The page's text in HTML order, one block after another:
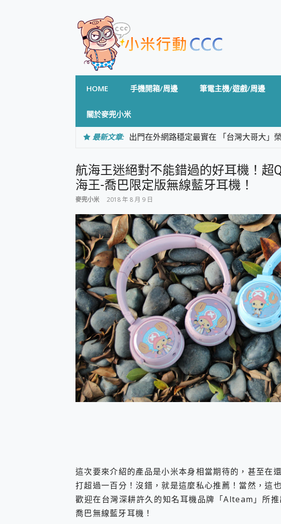
HOME 手機開箱/周邊 筆電主機/遊戲/周邊
關於麥兜小米
最新文章: 出門在外網路穩定最實在 「台灣大哥大」
專為 PC上的 XBOX和掌機設計的
台灣製攝影機在這裡，100%全無線設計
測
電力超超超持久 MSI 微星 Prestige 14 AI+
超懂拍、耐用 AI 街拍機~ realme 16 Pro
防窺黑科技 Galaxy S26 Ultra系列保護貼
AI 支付 一錶搞定大小事 Xiaomi Watch 5 開
超驚艷 讓人一眼就愛上 LENOVO 聯想
美到讓人超想擁有 moto pad 60 系列 與
好用的 EaseUS Partition Master 讓您輕鬆
一鍵修復模糊影片、舊照的 AI 好幫手!
小朋友才做選擇 投影機 RGB藍牙音響 氛
式生活新體驗
外型超吸晴~ 給您絕佳操控體驗 GravaStar
開箱~變身「蜘蛛人」椅子軍師！MSI
iPhone 17 系列 有認證的防護來囉！ imos
DJI Osmo Pocket 3 爽爽帶回家 歡慶
小巧好吸不擋鏡頭 有Qi2認證的 ONPRO
會走動的冷暖氣 SONY REON POCKET
寶可夢飛人外掛iToolab AnyGo全新升級，
百倍變焦實測~ vivo X200 Pro 與 S25
超好用的 PLAUD NotePin AI 智慧錄音膠
COMPUTEX 2025 來囉！AGI亞奇雷 AI・
自帶線的 有線無線都能充 ONPRO
飛利浦 JS7310 ⚡【電急便｜行動儲能救
是螢幕也是電視! 一機超多用途「MSI微星
iPhone、Apple Watch、AirPods耳機 三個
動靜皆宜「HUAWEI FreeArc」開放式耳
好玩好拍 vivo V50 ~ 口袋裡的 Zeiss 潮流
25種洗烘模式一機搞定! Roborock 衣莉莎
給 MSI Claw 系列電競掌機 最完美的家
航海王迷絕對不能錯過的好耳機！超
海王-喬巴限定版無線藍牙耳機！
麥兜小米 2018 年 8 月 9 日
這次要來介紹的產品是小米本身相當期待的，甚至在
打超過一百分！沒錯，就是這麼私心推薦！當然，這
歡迎在台灣深耕許久的知名耳機品牌「Alteam」所
喬巴無線藍牙耳機！